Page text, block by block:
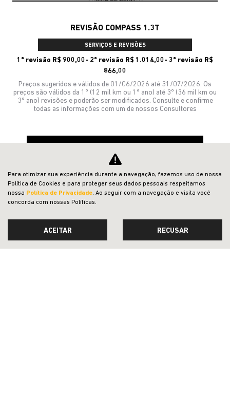
REVISÃO COMPASS 1.3T
SERVIÇOS E REVISÕES
1ª revisão R$ 900,00- 2ª revisão R$ 1.014,00- 3ª revisão R$
866,00
Preços sugeridos e válidos de 01/06/2026 até 31/07/2026. Os
preços são válidos da 1º (12 mil km ou 1ª ano) até 3º (36 mil km ou
3º ano) revisões e poderão ser modificados. Consulte e confirme
todas as informações com um de nossos Consultores
Para otimizar sua experiência durante a navegação, fazemos uso de nossa
Política de Cookies e para proteger seus dados pessoais respeitamos
nossa Política de Privacidade. Ao seguir com a navegação e visita você
concorda com nossas Políticas.
ACEITAR RECUSAR